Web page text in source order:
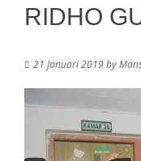
RIDHO
21 Januari 2019by